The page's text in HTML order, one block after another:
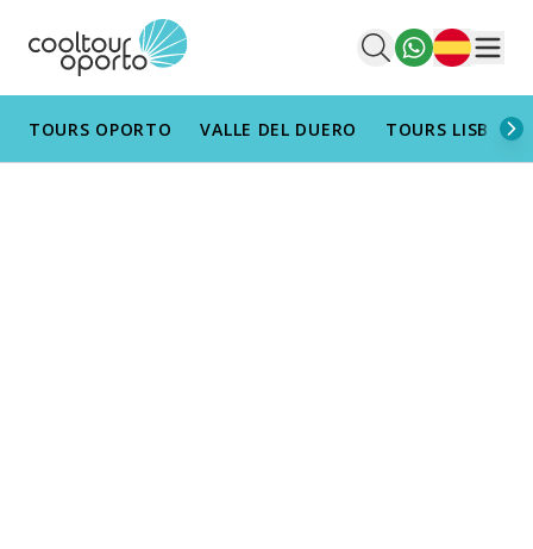
Español
TOURS OPORTO VALLE DEL DUERO TOURS LISBOA